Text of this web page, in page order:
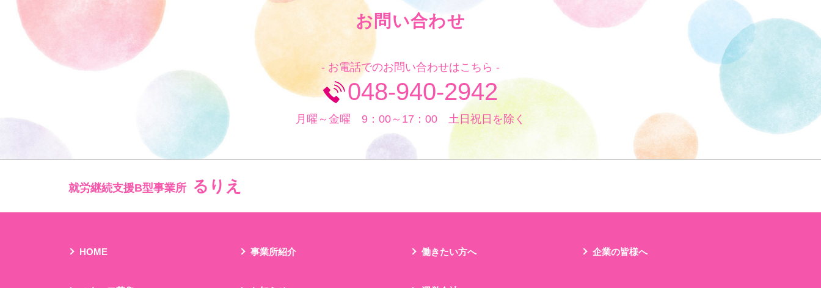
お問い合わせ
- お電話でのお問い合わせはこちら -
048-940-2942
月曜～金曜 9：00～17：00 土日祝日を除く
就労継続支援B型事業所 るりえ
HOME 事業所紹介 働きたい方へ 企業の皆様へ